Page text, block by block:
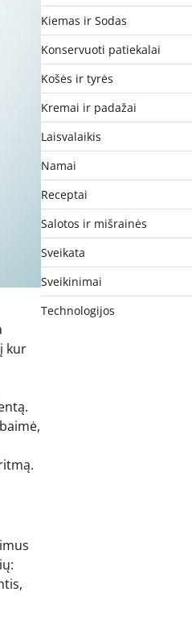
kur
Kiemas ir Sodas
Konservuoti patiekalai
Košės ir tyrės
Kremai ir padažai
Laisvalaikis
Namai
Receptai
Salotos ir mišrainės
Sveikata
Sveikinimai
Technologijos